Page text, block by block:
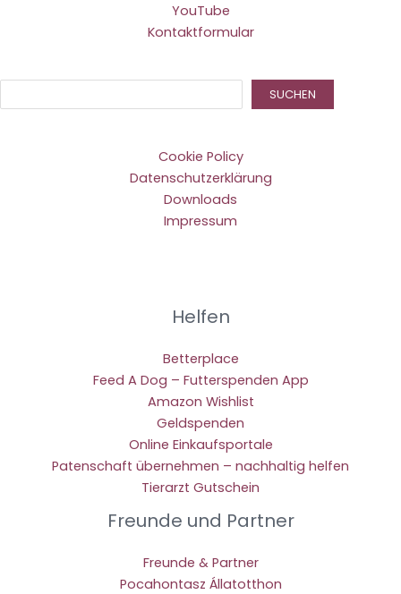
YouTube
Kontaktformular
SUCHEN
Cookie Policy
Datenschutzerklärung
Downloads
Impressum
Helfen
Betterplace
Feed A Dog – Futterspenden App
Amazon Wishlist
Geldspenden
Online Einkaufsportale
Patenschaft übernehmen – nachhaltig helfen
Tierarzt Gutschein
Freunde und Partner
Freunde & Partner
Pocahontasz Állatotthon